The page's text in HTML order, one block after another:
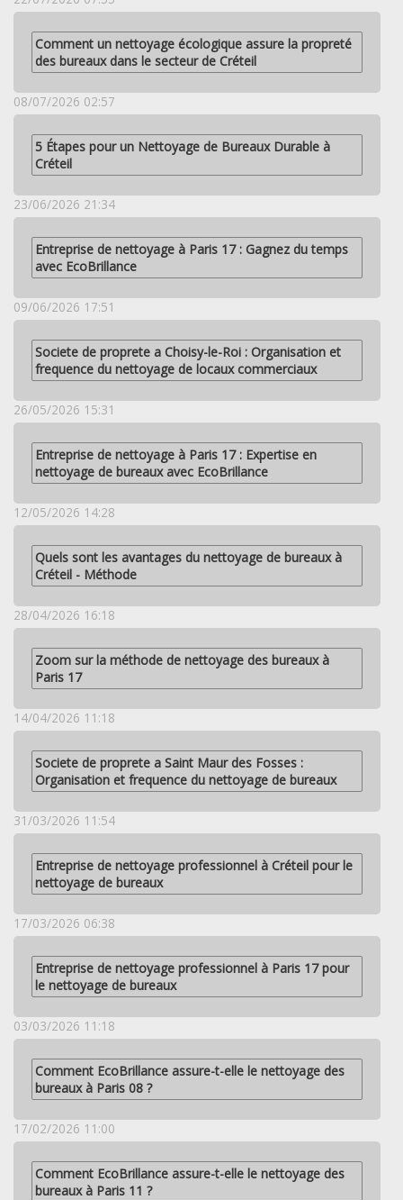
Comment un nettoyage écologique assure la propreté
des bureaux dans le secteur de Créteil
08/07/2026 02:57
5 Étapes pour un Nettoyage de Bureaux Durable à
Créteil
23/06/2026 21:34
Entreprise de nettoyage à Paris 17 : Gagnez du temps
avec EcoBrillance
09/06/2026 17:51
Societe de proprete a Choisy-le-Roi : Organisation et
frequence du nettoyage de locaux commerciaux
26/05/2026 15:31
Entreprise de nettoyage à Paris 17 : Expertise en
nettoyage de bureaux avec EcoBrillance
12/05/2026 14:28
Quels sont les avantages du nettoyage de bureaux à
Créteil - Méthode
28/04/2026 16:18
Zoom sur la méthode de nettoyage des bureaux à
Paris 17
14/04/2026 11:18
Societe de proprete a Saint Maur des Fosses :
Organisation et frequence du nettoyage de bureaux
31/03/2026 11:54
Entreprise de nettoyage professionnel à Créteil pour le
nettoyage de bureaux
17/03/2026 06:38
Entreprise de nettoyage professionnel à Paris 17 pour
le nettoyage de bureaux
03/03/2026 11:18
Comment EcoBrillance assure-t-elle le nettoyage des
bureaux à Paris 08 ?
17/02/2026 11:00
Comment EcoBrillance assure-t-elle le nettoyage des
bureaux à Paris 11 ?